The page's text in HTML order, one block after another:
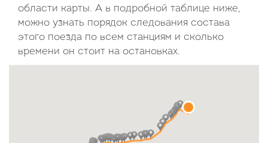
1
2 3 4 5
6
7
8 9 10 11 12
13
14
15 16 17 18 19
21
22 23 24 25 26
27
области карты. А в подробной таблице ниже,
можно узнать порядок следования состава
этого поезда по всем станциям и сколько
времени он стоит на остановках.